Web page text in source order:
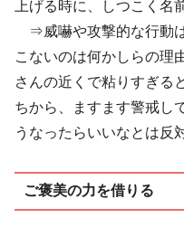
上げる時に、しつこく名
⇒威嚇や攻撃的な行動
こないのは何かしらの理
さんの近くで粘りすぎる
ちから、ますます警戒し
うなったらいいなとは反
ご褒美の力を借りる